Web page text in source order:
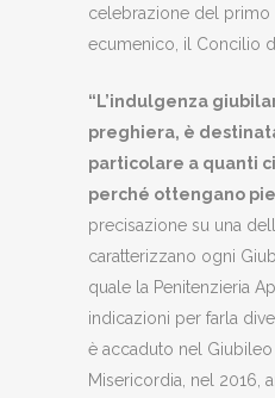
celebrazione del primo
ecumenico, il Concilio
“L’indulgenza
preghiera, è
particolare a quanti
perché ottengano
precisazione su una
caratterizzano ogni
quale la Penitenzieria
indicazioni per farla
è accaduto nel
Misericordia, nel 2016,